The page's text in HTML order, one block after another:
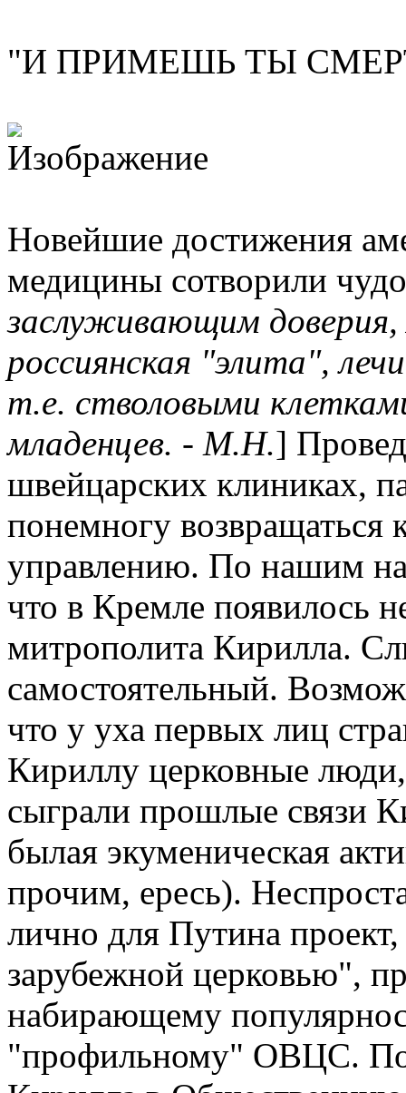
"И ПРИМЕШЬ ТЫ
Новейшие достижения
медицины сотворили
заслуживающим доверия,
россиянская "элита",
т.е. стволовыми
младенцев. - М.Н.]
швейцарских клиниках,
понемногу возвращаться
управлению. По нашим
что в Кремле появилось
митрополита Кирилла.
самостоятельный.
что у уха первых лиц
Кириллу церковные
сыграли прошлые связи
былая экуменическая
прочим, ересь).
лично для Путина
зарубежной церковью",
набирающему
"профильному" ОВЦС.